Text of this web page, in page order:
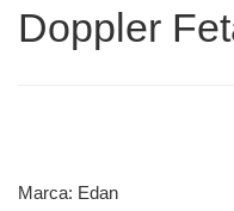
Doppler
Marca: Edan